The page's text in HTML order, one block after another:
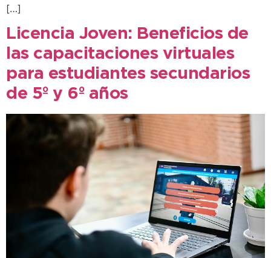
[…]
Licencia Joven: Beneficios de
las capacitaciones virtuales
para estudiantes secundarios
de 5º y 6º años